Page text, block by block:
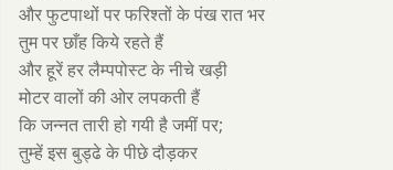
और फुटपाथों पर फरिश्तों के पंख रात भर
तुम पर छाँह किये रहते हैं
और हूरें हर लैम्पपोस्ट के नीचे खड़ी
मोटर वालों की ओर लपकती हैं
कि जन्नत तारी हो गयी है जमीं पर;
तुम्हें इस बुड्ढे के पीछे दौड़कर